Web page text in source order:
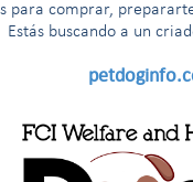
para comprar,
Estás buscando a un